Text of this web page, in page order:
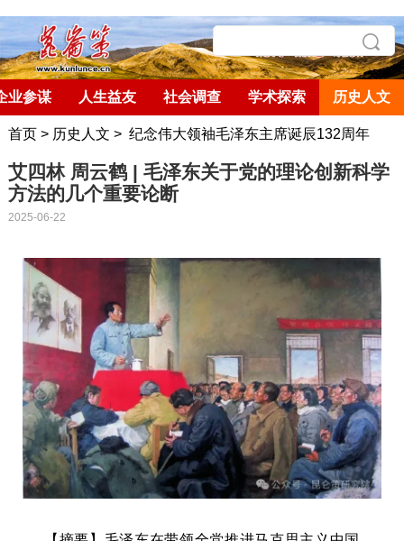
业参谋 人生益友 社会调查 学术探索 历史人文
首页> 历史人文 > 纪念伟大领袖毛泽东主席诞辰132周年
艾四林 周云鹤 | 毛泽东关于党的理论创新科学
方法的几个重要论断
2025-06-22